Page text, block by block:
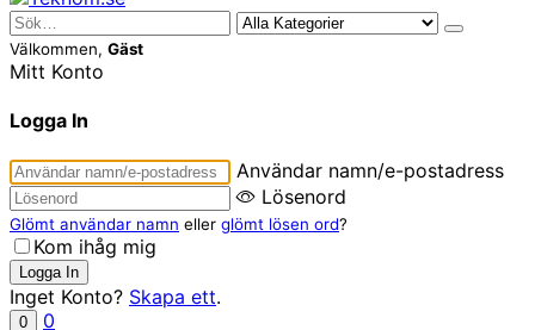
Välkommen, Gäst
Mitt Konto
Logga In
Användar namn/e-postadress
Lösenord
Glömt användar namn eller glömt lösen ord?
Kom ihåg mig
Inget Konto? Skapa ett.
0
0